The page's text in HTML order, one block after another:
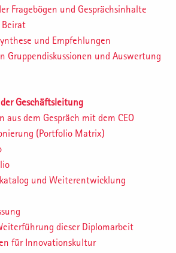
Fragebögen und Gesprächsinhalte
Beirat
und Empfehlungen
Gruppendiskussionen und Auswertung
Geschäftsleitung
aus dem Gespräch mit dem CEO
(Portfolio Matrix)
und Weiterentwicklung
dieser Diplomarbeit
für Innovationskultur